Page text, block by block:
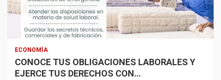
ECONOMÍA
CONOCE TUS OBLIGACIONES LABORALES Y
EJERCE TUS DERECHOS CON